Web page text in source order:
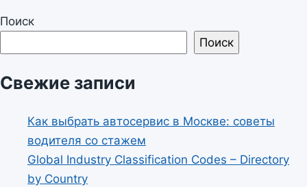
Поиск
Поиск
Свежие записи
Как выбрать автосервис в Москве: советы
водителя со стажем
Global Industry Classification Codes – Directory
by Country